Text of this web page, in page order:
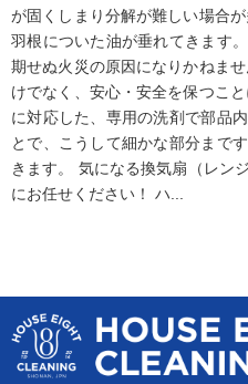
が固くしまり分解が難しい場合
羽根についた油が垂れてきます
期せぬ火災の原因になりかねま
けでなく、安心・安全を保つこ
に対応した、専用の洗剤で部品
とで、こうして細かな部分まで
きます。 気になる換気扇（レン
にお任せください！ ハ...